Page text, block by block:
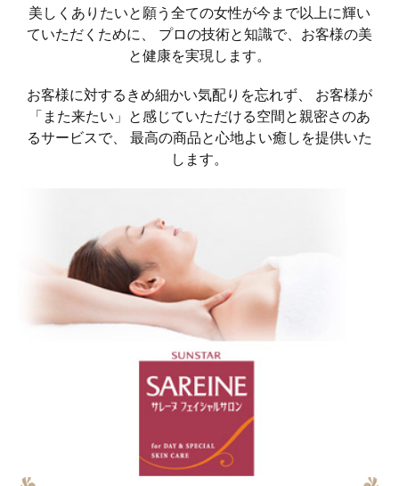
美しくありたいと願う全ての女性が今まで以上に輝い
ていただくために、 プロの技術と知識で、お客様の美
と健康を実現します。
お客様に対するきめ細かい気配りを忘れず、 お客様が
「また来たい」と感じていただける空間と親密さのあ
るサービスで、 最高の商品と心地よい癒しを提供いた
します。